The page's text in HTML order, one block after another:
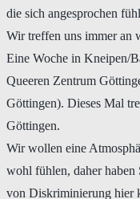
die sich angesprochen
Wir treffen uns immer an
Eine Woche in Kneipen/
Queeren Zentrum
Göttingen). Dieses Mal
Göttingen.
Wir wollen eine
wohl fühlen, daher haben
von Diskriminierung hier